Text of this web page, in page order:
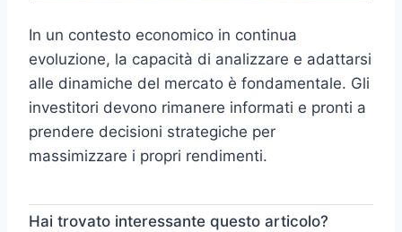
In un contesto economico in continua
evoluzione, la capacità di analizzare e adattarsi
alle dinamiche del mercato è fondamentale. Gli
investitori devono rimanere informati e pronti a
prendere decisioni strategiche per
massimizzare i propri rendimenti.
Hai trovato interessante questo articolo?